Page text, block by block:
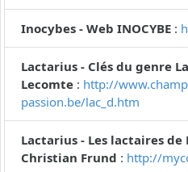
Inocybes - Web INOCYBE :
Lactarius - Clés du genre
Lecomte : http://
passion.be/lac_d.htm
Lactarius - Les lactaires
Christian Frund : http://